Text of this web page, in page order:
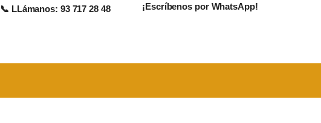
📞 LLámanos: 93 717 28 48 ¡Escríbenos por WhatsApp!